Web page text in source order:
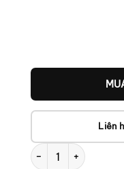
Liên
Peggy Lee –